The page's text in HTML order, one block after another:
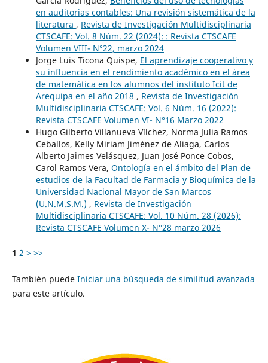
en auditorias contables: Una revisión sistemática de la
literatura , Revista de Investigación Multidisciplinaria
CTSCAFE: Vol. 8 Núm. 22 (2024): : Revista CTSCAFE
Volumen VIII- N°22, marzo 2024
Jorge Luis Ticona Quispe, El aprendizaje cooperativo y
su influencia en el rendimiento académico en el área
de matemática en los alumnos del instituto Icit de
Arequipa en el año 2018 , Revista de Investigación
Multidisciplinaria CTSCAFE: Vol. 6 Núm. 16 (2022):
Revista CTSCAFE Volumen VI- N°16 Marzo 2022
Hugo Gilberto Villanueva Vílchez, Norma Julia Ramos
Ceballos, Kelly Miriam Jiménez de Aliaga, Carlos
Alberto Jaimes Velásquez, Juan José Ponce Cobos,
Carol Ramos Vera, Ontología en el ámbito del Plan de
estudios de la Facultad de Farmacia y Bioquímica de la
Universidad Nacional Mayor de San Marcos
(U.N.M.S.M.) , Revista de Investigación
Multidisciplinaria CTSCAFE: Vol. 10 Núm. 28 (2026):
Revista CTSCAFE Volumen X- N°28 marzo 2026
1 2 > >>
También puede Iniciar una búsqueda de similitud avanzada
para este artículo.